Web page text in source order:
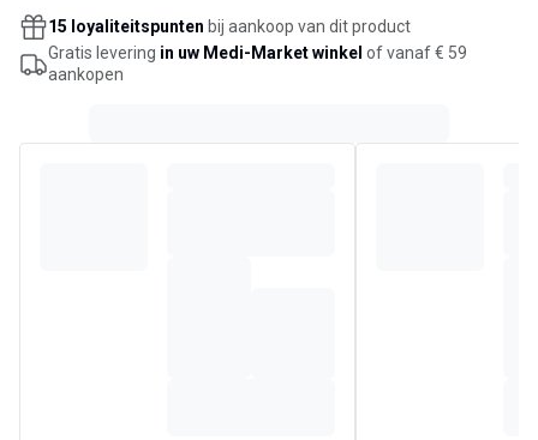
trekkerigheid door uitdroging en kalmeert het jeukgevoel.
Te gebruiken in bad of onder de douche, op natte huid
aanbrengen en afspoelen. Biologisch afbreekbare formule
met 91% ingrediënten van natuurlijke oorsprong.
15 loyaliteitspunten bij aankoop van dit product
Gratis levering in uw Medi-Market winkel of vanaf € 59
aankopen